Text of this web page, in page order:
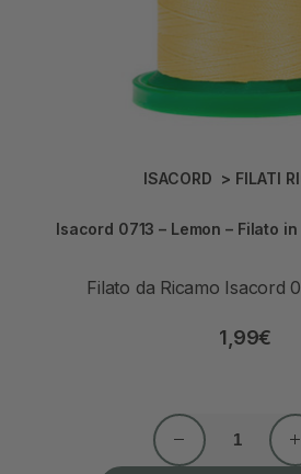
ISACORD > FILATI
Isacord 0713 – Lemon – Filato
Filato da Ricamo Isacord
1,99€